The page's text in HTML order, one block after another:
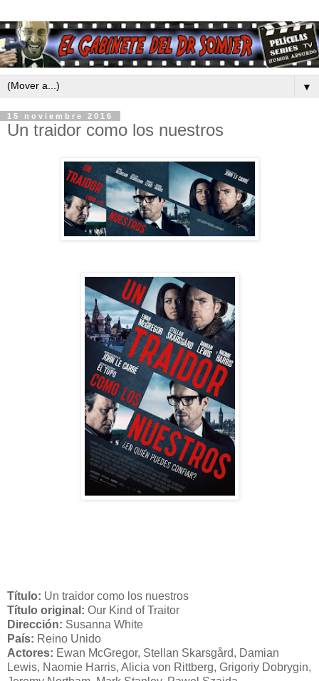
▼
15 noviembre 2016
Un traidor como los nuestros
Título: Un traidor como los nuestros
Título original: Our Kind of Traitor
Dirección: Susanna White
País: Reino Unido
Actores: Ewan McGregor, Stellan Skarsgård, Damian
Lewis, Naomie Harris, Alicia von Rittberg, Grigoriy Dobrygin,